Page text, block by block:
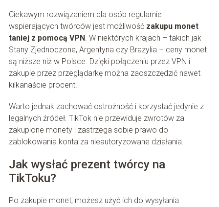
Ciekawym rozwiązaniem dla osób regularnie
wspierających twórców jest możliwość zakupu monet
taniej z pomocą VPN. W niektórych krajach – takich jak
Stany Zjednoczone, Argentyna czy Brazylia – ceny monet
są niższe niż w Polsce. Dzięki połączeniu przez VPN i
zakupie przez przeglądarkę można zaoszczędzić nawet
kilkanaście procent.
Warto jednak zachować ostrożność i korzystać jedynie z
legalnych źródeł. TikTok nie przewiduje zwrotów za
zakupione monety i zastrzega sobie prawo do
zablokowania konta za nieautoryzowane działania.
Jak wysłać prezent twórcy na
TikToku?
Po zakupie monet, możesz użyć ich do wysyłania